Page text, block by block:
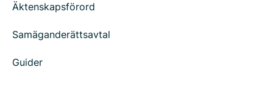
Äktenskapsförord
Samäganderättsavtal
Guider